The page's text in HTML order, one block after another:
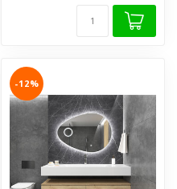
-12%